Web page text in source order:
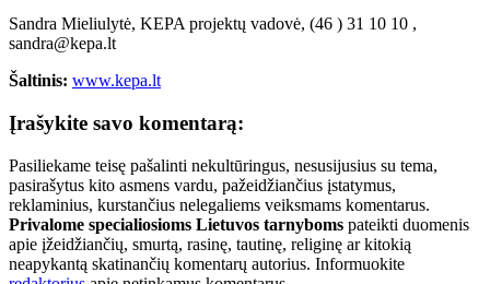
Sandra Mieliulytė, KEPA projektų vadovė, (46 ) 31 10 10 ,
sandra@kepa.lt
Šaltinis: www.kepa.lt
Įrašykite savo komentarą:
Pasiliekame teisę pašalinti nekultūringus, nesusijusius su tema,
pasirašytus kito asmens vardu, pažeidžiančius įstatymus,
reklaminius, kurstančius nelegaliems veiksmams komentarus.
Privalome specialiosioms Lietuvos tarnyboms pateikti duomenis
apie įžeidžiančių, smurtą, rasinę, tautinę, religinę ar kitokią
neapykantą skatinančių komentarų autorius. Informuokite